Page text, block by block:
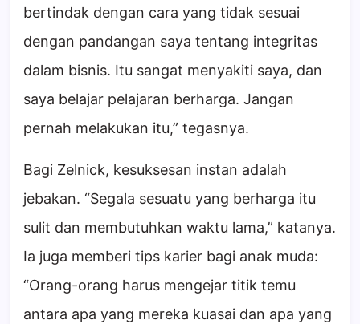
bertindak dengan cara yang tidak sesuai
dengan pandangan saya tentang integritas
dalam bisnis. Itu sangat menyakiti saya, dan
saya belajar pelajaran berharga. Jangan
pernah melakukan itu,” tegasnya.
Bagi Zelnick, kesuksesan instan adalah
jebakan. “Segala sesuatu yang berharga itu
sulit dan membutuhkan waktu lama,” katanya.
Ia juga memberi tips karier bagi anak muda:
“Orang-orang harus mengejar titik temu
antara apa yang mereka kuasai dan apa yang